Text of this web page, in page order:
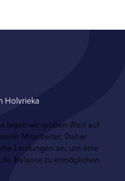
Holvrieka
legen wir großen Wert auf
Mitarbeiter. Daher
Leistungen an, um eine
Balance zu ermöglichen.